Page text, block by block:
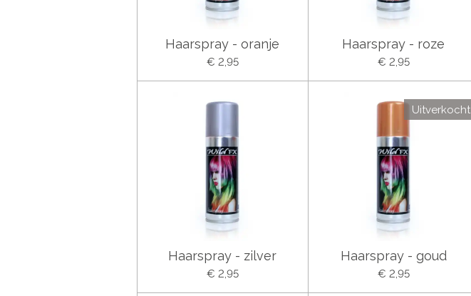
Haarspray - oranje
€ 2,95
Haarspray - roze
€ 2,95
Haarspray - zilver
€ 2,95
Uitverkocht
Haarspray - goud
€ 2,95